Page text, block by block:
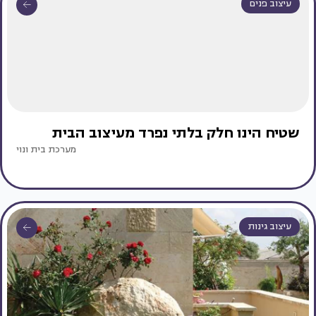
עיצוב פנים
שטיח הינו חלק בלתי נפרד מעיצוב הבית
מערכת בית ונוי
עיצוב גינות